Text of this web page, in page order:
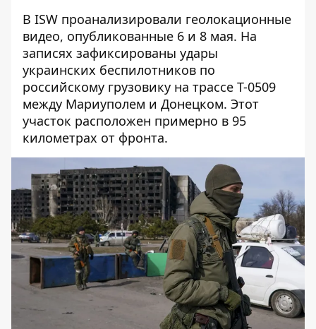
В ISW проанализировали геолокационные
видео, опубликованные 6 и 8 мая. На
записях зафиксированы удары
украинских беспилотников по
российскому грузовику на трассе Т-0509
между Мариуполем и Донецком. Этот
участок расположен примерно в 95
километрах от фронта.